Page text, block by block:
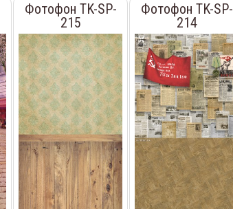
Фотофон TK-SP-
215
Фотофон TK-SP-
214